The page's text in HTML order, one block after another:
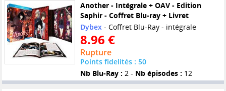
Another - Intégrale + OAV - Edition
Saphir - Coffret Blu-ray + Livret
Dybex- Coffret Blu-Ray - intégrale
8.96 €
Rupture
Points fidelités : 50
Nb Blu-Ray : 2 - Nb épisodes : 12